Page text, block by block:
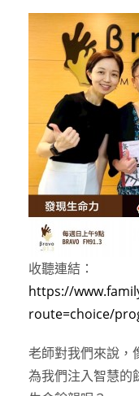
收聽連結：
https://
route=choice/
老師對我們來說，
為我們注入智慧的